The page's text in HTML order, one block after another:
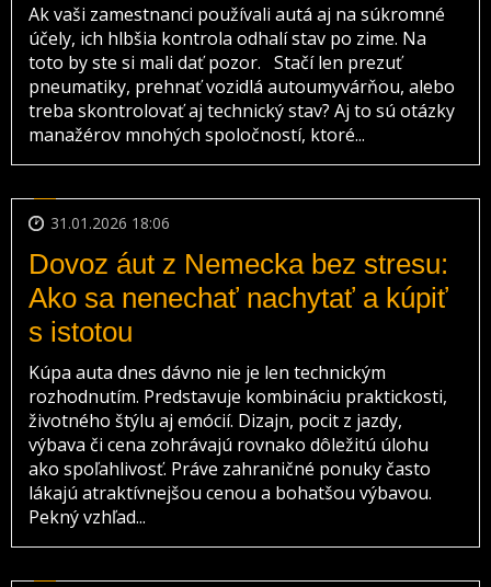
Ak vaši zamestnanci používali autá aj na súkromné
účely, ich hlbšia kontrola odhalí stav po zime. Na
toto by ste si mali dať pozor. Stačí len prezuť
pneumatiky, prehnať vozidlá autoumyvárňou, alebo
treba skontrolovať aj technický stav? Aj to sú otázky
manažérov mnohých spoločností, ktoré...
31.01.2026 18:06
Dovoz áut z Nemecka bez stresu:
Ako sa nenechať nachytať a kúpiť
s istotou
Kúpa auta dnes dávno nie je len technickým
rozhodnutím. Predstavuje kombináciu praktickosti,
životného štýlu aj emócií. Dizajn, pocit z jazdy,
výbava či cena zohrávajú rovnako dôležitú úlohu
ako spoľahlivosť. Práve zahraničné ponuky často
lákajú atraktívnejšou cenou a bohatšou výbavou.
Pekný vzhľad...